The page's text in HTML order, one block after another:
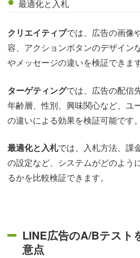
最適化と入札
クリエイティブでは、広告の画像
容、アクションボタンのデザイン
やメッセージの違いを検証できます
ターゲティングでは、広告の配信
年齢層、性別、興味関心など、ユ
の違いによる効果を検証可能です。
最適化と入札では、入札方法、課
の設定など、システムがどのよう
るかを比較検証できます。
LINE広告のA/Bテスト
意点